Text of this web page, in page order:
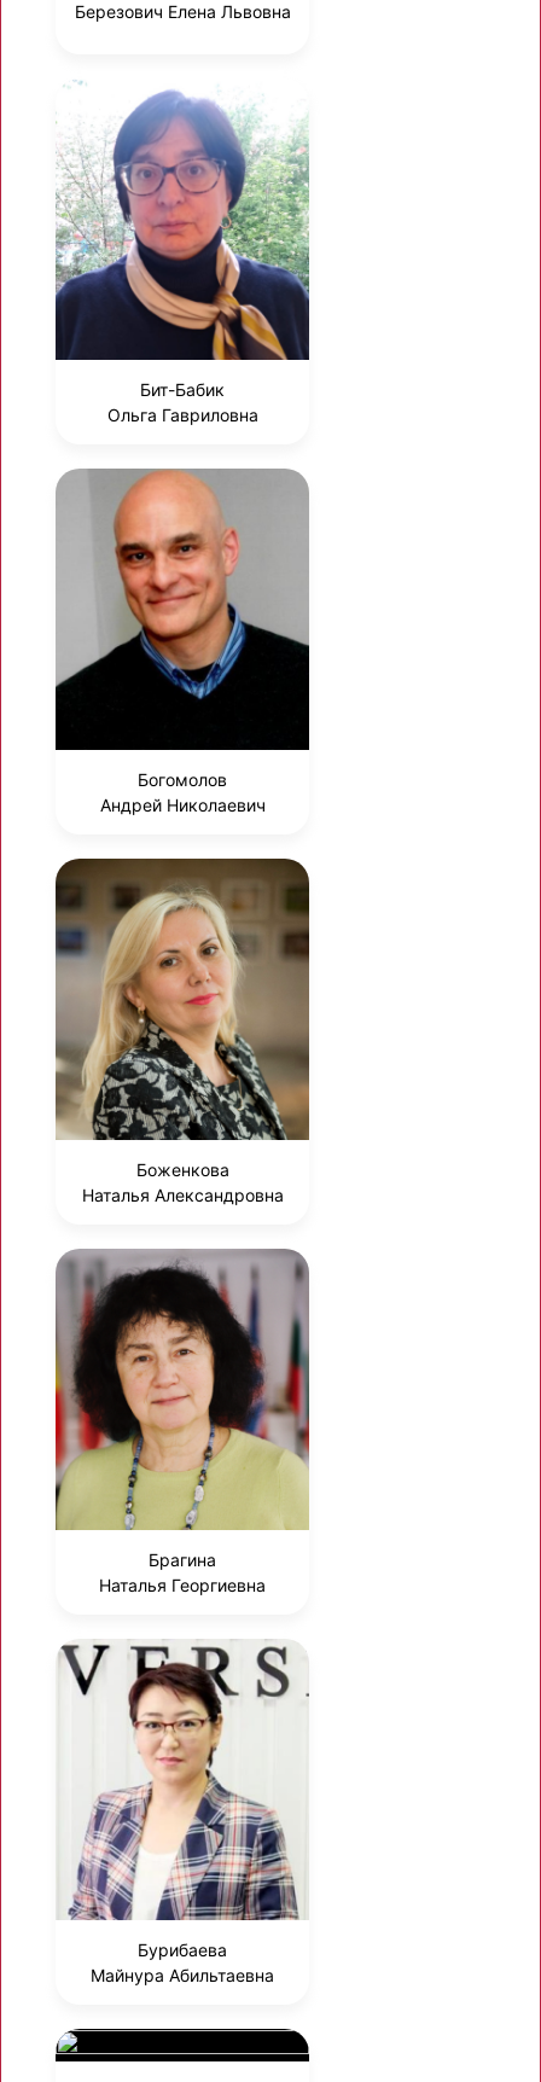
Березович Елена Львовна
Бит-Бабик
Ольга Гавриловна
Богомолов
Андрей Николаевич
Боженкова
Наталья Александровна
Брагина
Наталья Георгиевна
Бурибаева
Майнура Абильтаевна